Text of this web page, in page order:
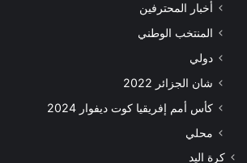
أخبار المحترفين
المنتخب الوطني
دولي
شان الجزائر 2022
كأس أمم إفريقيا كوت ديفوار 2024
محلي
كرة اليد